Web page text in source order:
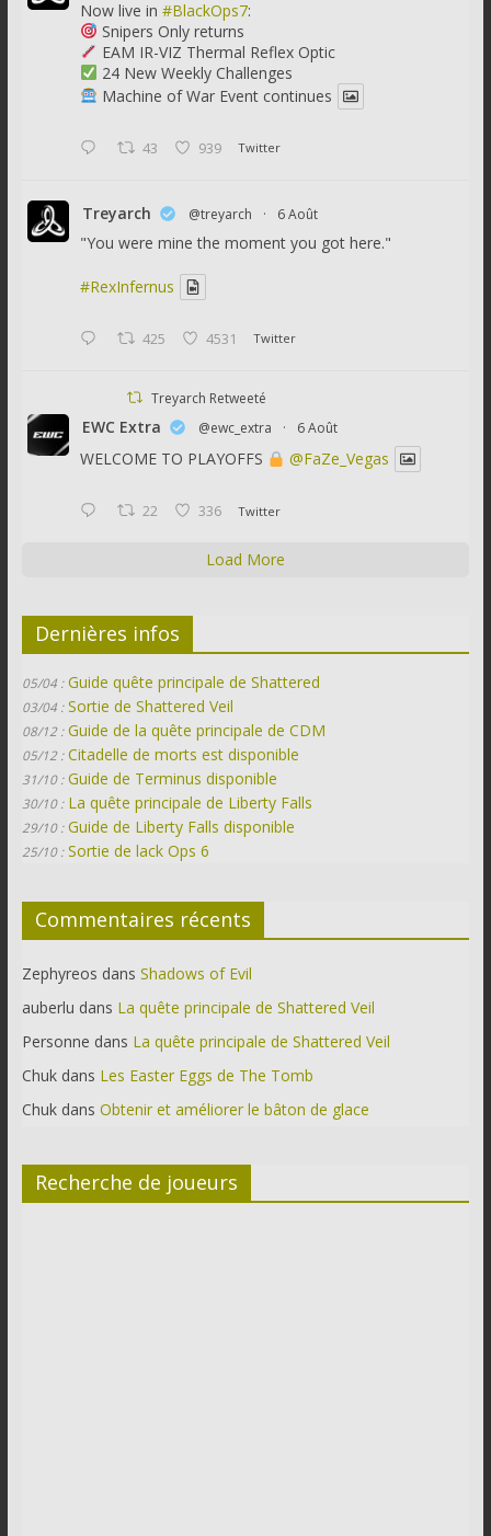
Now live in #BlackOps7:
Snipers Only returns
EAM IR-VIZ Thermal Reflex Optic
24 New Weekly Challenges
Machine of War Event continues
43 939 Twitter
Treyarch @treyarch · 6 Août
"You were mine the moment you got here."
#RexInfernus
425 4531 Twitter
Treyarch Retweeté
EWC Extra @ewc_extra · 6 Août
WELCOME TO PLAYOFFS @FaZe_Vegas
22 336 Twitter
Load More
Dernières infos
05/04 : Guide quête principale de Shattered
03/04 : Sortie de Shattered Veil
08/12 : Guide de la quête principale de CDM
05/12 : Citadelle de morts est disponible
31/10 : Guide de Terminus disponible
30/10 : La quête principale de Liberty Falls
29/10 : Guide de Liberty Falls disponible
25/10 : Sortie de lack Ops 6
Commentaires récents
Zephyreos dans Shadows of Evil
auberlu dans La quête principale de Shattered Veil
Personne dans La quête principale de Shattered Veil
Chukdans Les Easter Eggs de The Tomb
Chukdans Obtenir et améliorer le bâton de glace
Recherche de joueurs